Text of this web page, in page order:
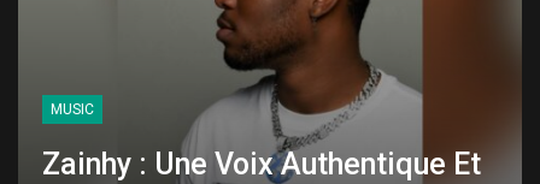
MUSIC
Zainhy : Une Voix Authentique Et